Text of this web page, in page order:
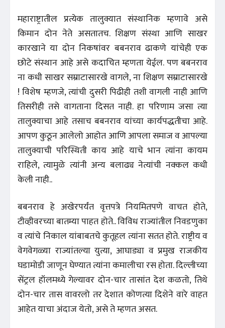
महाराष्ट्रातील प्रत्येक तालुक्यात संस्थानिक म्हणावे असे
किमान दोन नेते असतातच. शिक्षण संस्था आणि साखर
कारखाने या दोन निकषांवर बबनराव ढाकणे यांचेही एक
छोटे संस्थान आहे असे कदाचित म्हणता येईल. पण बबनराव
ना कधी साखर सम्राटासारखे वागले, ना शिक्षण सम्राटासारखे
! विशेष म्हणजे, त्यांची दुसरी पिढीही तशी वागली नाही आणि
तिसरीही तसे वागताना दिसत नाही. हा परिणाम जसा त्या
तालुक्याचा आहे तसाच बबनराव यांच्या कार्यपद्धतीचा आहे.
आपण कुठून आलेलो आहोत आणि आपला समाज व आपल्या
तालुक्याची परिस्थिती काय आहे याचे भान त्यांना कायम
राहिले, त्यामुळे त्यांनी अन्य बलाढ्य नेत्यांची नक्कल कधी
केली नाही..
बबनराव हे अखेरपर्यंत वृत्तपत्रे नियमितपणे वाचत होते,
टीव्हीवरच्या बातम्या पाहत होते.. विविध राज्यांतील निवडणुका
व त्यांचे निकाल यांबाबतचे कुतूहल त्यांना सतत होते. राष्ट्रीय व
वेगवेगळ्या राज्यांतल्या युत्या, आघाड्या व प्रमुख राजकीय
घडामोडी जाणून घेण्यात त्यांना कमालीचा रस होता. दिल्लीच्या
सेंट्रल हॉलमध्ये गेल्यावर दोन-चार तासांत देश कळतो, तिथे
दोन-चार तास वावरलो तर देशात कोणत्या दिशेने वारे वाहत
आहेत याचा अंदाज येतो, असे ते म्हणत असत.